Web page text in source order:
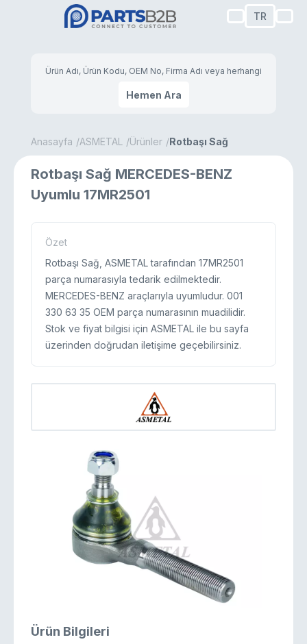
TR
Hemen Ara
Anasayfa ASMETAL Ürünler Rotbaşı Sağ
Rotbaşı Sağ MERCEDES-BENZ
Uyumlu 17MR2501
Özet
Rotbaşı Sağ, ASMETAL tarafından 17MR2501
parça numarasıyla tedarik edilmektedir.
MERCEDES-BENZ araçlarıyla uyumludur. 001
330 63 35 OEM parça numarasının muadilidir.
Stok ve fiyat bilgisi için ASMETAL ile bu sayfa
üzerinden doğrudan iletişime geçebilirsiniz.
Ürün Bilgileri